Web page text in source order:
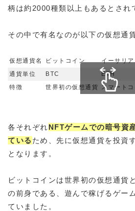
柄は約2000種類以上もあるとされ
その中で有名なのが以下の仮想通
仮想通貨名 ビットコイン イーサリア
通貨単位
BTC ETH
特徴
世界初の仮想通貨 スマート
各それぞれ NFTゲームでの暗号資
ている ため、先に仮想通貨を投資
となります。
ビットコインは世界初の仮想通貨
の前身である、遊んで稼げるゲー
ていました。